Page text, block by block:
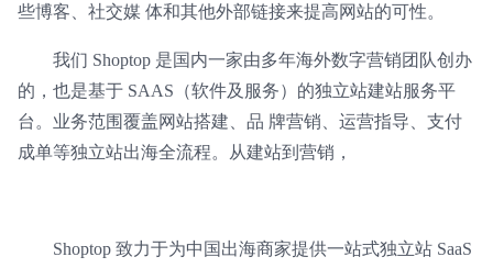
些博客、社交媒 体和其他外部链接来提高网站的可性。
我们 Shoptop 是国内一家由多年海外数字营销团队创办
的，也是基于 SAAS（软件及服务）的独立站建站服务平
台。业务范围覆盖网站搭建、品 牌营销、运营指导、支付
成单等独立站出海全流程。从建站到营销，
Shoptop 致力于为中国出海商家提供一站式独立站 SaaS